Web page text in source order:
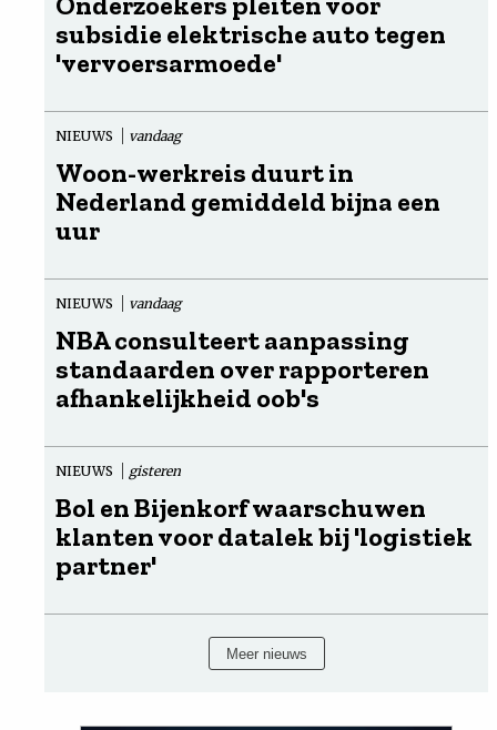
subsidie elektrische auto tegen
'vervoersarmoede'
NIEUWS vandaag
Woon-werkreis duurt in
Nederland gemiddeld bijna een
uur
NIEUWS vandaag
NBA consulteert aanpassing
standaarden over rapporteren
afhankelijkheid oob's
NIEUWS gisteren
Bol en Bijenkorf waarschuwen
klanten voor datalek bij 'logistiek
partner'
Meer nieuws